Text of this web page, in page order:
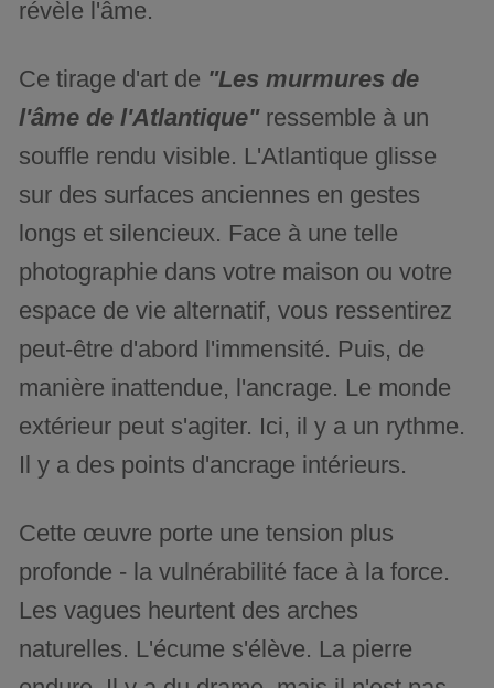
révèle l'âme.
Ce tirage d'art de "Les murmures de
l'âme de l'Atlantique"ressemble à un
souffle rendu visible. L'Atlantique glisse
sur des surfaces anciennes en gestes
longs et silencieux. Face à une telle
photographie dans votre maison ou votre
espace de vie alternatif, vous ressentirez
peut-être d'abord l'immensité. Puis, de
manière inattendue, l'ancrage. Le monde
extérieur peut s'agiter. Ici, il y a un rythme.
Il y a des points d'ancrage intérieurs.
Cette œuvre porte une tension plus
profonde - la vulnérabilité face à la force.
Les vagues heurtent des arches
naturelles. L'écume s'élève. La pierre